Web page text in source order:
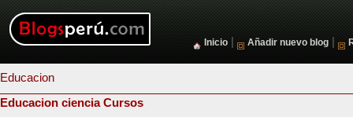
Inicio Añadir nuevo blog
Educacion
Educacion ciencia Cursos